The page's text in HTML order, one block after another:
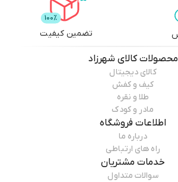
تضمین کیفیت
محصولاتکالای شهرزاد
کالای دیجیتال
کیف و کفش
طلا و نقره
مادر و کودک
اطلاعات فروشگاه
درباره ما
راه های ارتباطی
خدمات مشتریان
سوالات متداول